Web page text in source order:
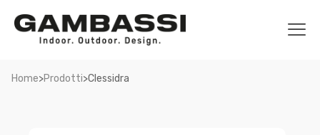
Home>Prodotti>Clessidra